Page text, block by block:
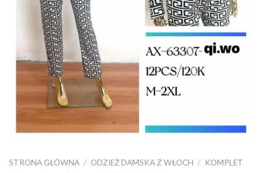
STRONA GŁÓWNA / ODZIEŻ DAMSKA Z WŁOCH / KOMPLET